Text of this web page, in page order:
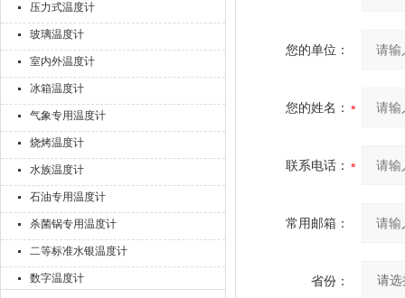
压力式温度计
玻璃温度计
室内外温度计
冰箱温度计
气象专用温度计
烧烤温度计
水族温度计
石油专用温度计
杀菌锅专用温度计
二等标准水银温度计
数字温度计
您的单位：
您的姓名：
联系电话：
常用邮箱：
省份：